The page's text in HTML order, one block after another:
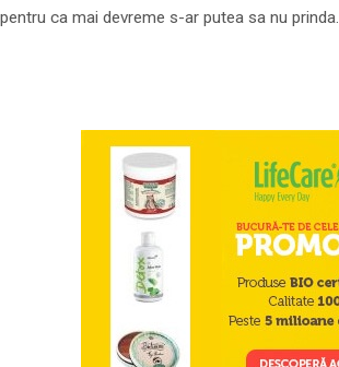
pentru ca mai devreme s-ar putea sa nu prinda.